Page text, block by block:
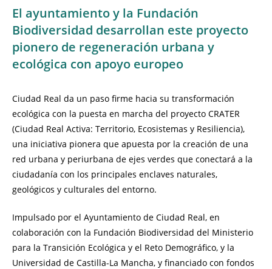
El ayuntamiento y la Fundación
Biodiversidad desarrollan este proyecto
pionero de regeneración urbana y
ecológica con apoyo europeo
Ciudad Real da un paso firme hacia su transformación
ecológica con la puesta en marcha del proyecto CRATER
(Ciudad Real Activa: Territorio, Ecosistemas y Resiliencia),
una iniciativa pionera que apuesta por la creación de una
red urbana y periurbana de ejes verdes que conectará a la
ciudadanía con los principales enclaves naturales,
geológicos y culturales del entorno.
Impulsado por el Ayuntamiento de Ciudad Real, en
colaboración con la Fundación Biodiversidad del Ministerio
para la Transición Ecológica y el Reto Demográfico, y la
Universidad de Castilla-La Mancha, y financiado con fondos